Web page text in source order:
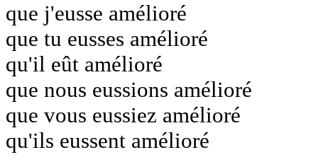
que j'eusse amélioré
que tu eusses amélioré
qu'il eût amélioré
que nous eussions amélioré
que vous eussiez amélioré
qu'ils eussent amélioré